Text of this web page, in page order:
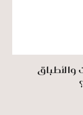
والأطباق